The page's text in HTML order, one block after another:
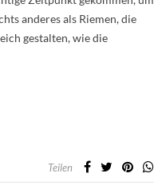
anderes als Riemen, die
gestalten, wie die
Teilen